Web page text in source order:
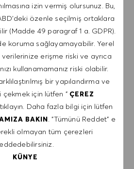
izin vermiş olursunuz. Bu,
özenle seçilmiş ortaklara
(Madde 49 paragraf 1 a. GDPR).
koruma sağlayamayabilir. Yerel
verilerinize erişme riski ve ayrıca
kullanamamanız riski olabilir.
bir yapılandırma ve
çekmek için lütfen " ÇEREZ
tıklayın. Daha fazla bilgi için lütfen
BAKIN . "Tümünü Reddet" e
olmayan tüm çerezleri
KÜNYE
(Gerekli)
GÖNDER
GÖRE ÖZEL IŞ
BAŞLA